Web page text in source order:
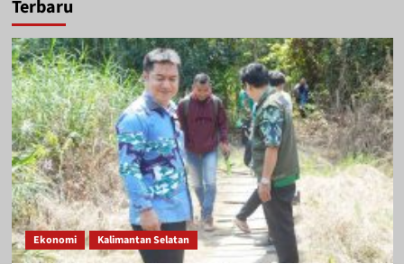
Terbaru
Ekonomi Kalimantan Selatan